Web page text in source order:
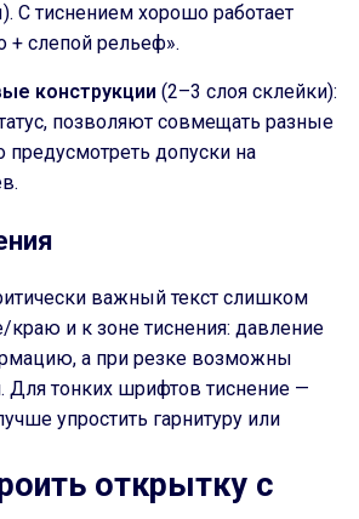
С тиснением хорошо работает
+ слепой рельеф».
конструкции (2–3 слоя склейки):
позволяют совмещать разные
допуски на
важный текст слишком
и к зоне тиснения: давление
а при резке возможны
Для тонких шрифтов тиснение —
упростить гарнитуру или
открытку с